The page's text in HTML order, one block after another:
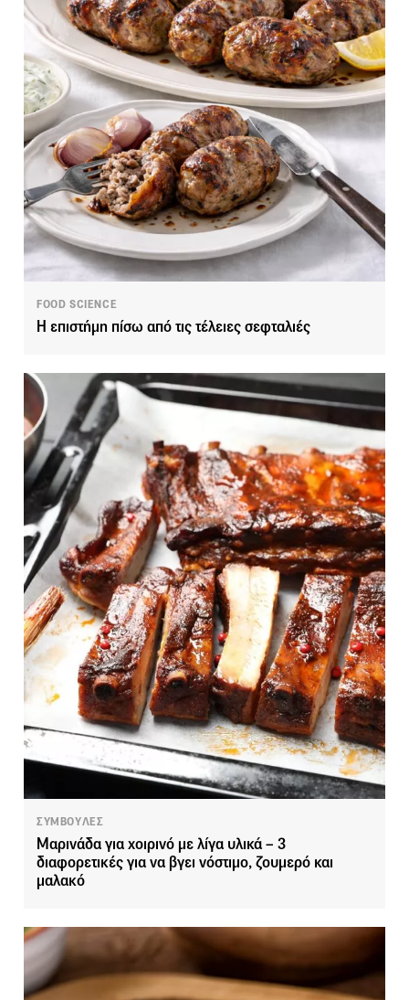
FOOD SCIENCE
Η επιστήμη πίσω από τις τέλειες σεφταλιές
ΣΥΜΒΟΥΛΕΣ
Μαρινάδα για χοιρινό με λίγα υλικά – 3
διαφορετικές για να βγει νόστιμο, ζουμερό και
μαλακό